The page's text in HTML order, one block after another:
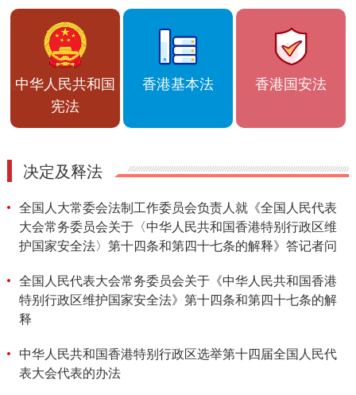
中华人民共和国
宪法
香港基本法 香港国安法
决定及释法
全国人大常委会法制工作委员会负责人就《全国人民代表
大会常务委员会关于〈中华人民共和国香港特别行政区维
护国家安全法〉第十四条和第四十七条的解释》答记者问
全国人民代表大会常务委员会关于《中华人民共和国香港
特别行政区维护国家安全法》第十四条和第四十七条的解
释
中华人民共和国香港特别行政区选举第十四届全国人民代
表大会代表的办法